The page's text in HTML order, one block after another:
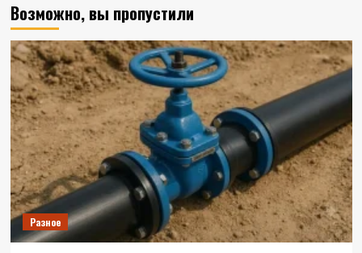
Возможно, вы пропустили
Разное